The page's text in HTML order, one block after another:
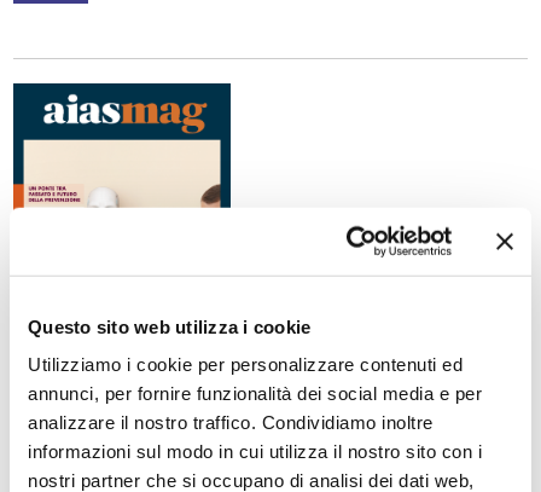
Questo sito web utilizza i cookie
Utilizziamo i cookie per personalizzare contenuti ed
annunci, per fornire funzionalità dei social media e per
analizzare il nostro traffico. Condividiamo inoltre
informazioni sul modo in cui utilizza il nostro sito con i
nostri partner che si occupano di analisi dei dati web,
AIASMAG N. 39
SOSTENIBILITA' ECONOMICA, SOCIALE, AMBIENTALE,